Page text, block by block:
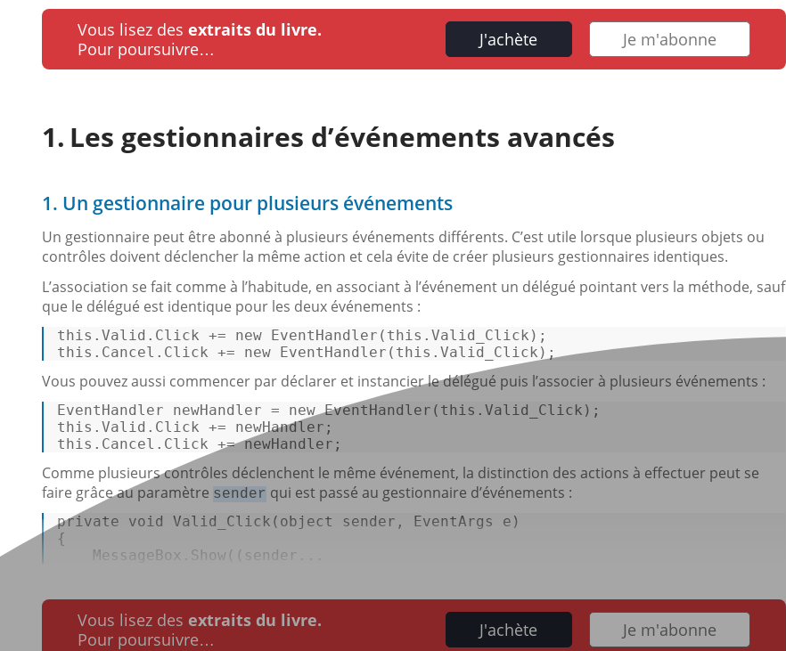
Vous lisez des extraits du livre.
Pour poursuivre…
J'achète Je m'abonne
Les gestionnaires d’événements avancés
1. Un gestionnaire pour plusieurs événements
Un gestionnaire peut être abonné à plusieurs événements différents. C’est utile lorsque plusieurs objets ou
contrôles doivent déclencher la même action et cela évite de créer plusieurs gestionnaires identiques.
L’association se fait comme à l’habitude, en associant à l’événement un délégué pointant vers la méthode, sauf
que le délégué est identique pour les deux événements :
this .Valid.Click += new EventHandler( this
this .Cancel.Click += new EventHandler( this .Valid_Click);
Vous pouvez aussi commencer par déclarer et instancier le délégué puis l’associer à plusieurs événements :
EventHandler newHandler = new EventHandler( this
this
this .Cancel.Click += newHandler;
Comme plusieurs contrôles déclenchent le même événement, la distinction des actions à effectuer peut se
faire grâce au paramètre sender qui est passé au gestionnaire d’événements :
private void Valid_Click ( object sender, EventArgs e )
{
MessageBox.Show((sender...
Vous lisez des extraits du livre.
Pour poursuivre…
J'achète Je m'abonne